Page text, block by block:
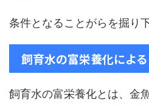
条件となることがらを掘り
飼育水の富栄養化による
飼育水の富栄養化とは、金